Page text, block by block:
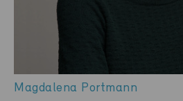
Magdalena Portmann